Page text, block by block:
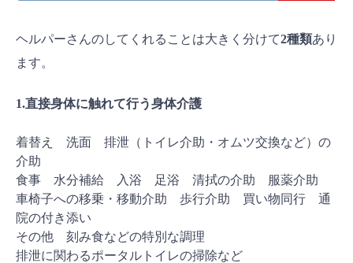
ヘルパーさんのしてくれることは大きく分けて2種類あり
ます。
1.直接身体に触れて行う身体介護
着替え 洗面 排泄（トイレ介助・オムツ交換など）の
介助
食事 水分補給 入浴 足浴 清拭の介助 服薬介助
車椅子への移乗・移動介助 歩行介助 買い物同行 通
院の付き添い
その他 刻み食などの特別な調理
排泄に関わるポータルトイレの掃除など